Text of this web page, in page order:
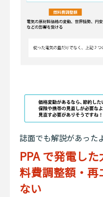
誌面でも解説があった
PPA で発電し
料費調整額・再
ない